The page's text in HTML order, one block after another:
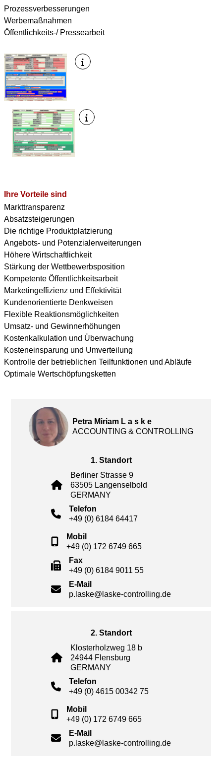
Prozessverbesserungen
Werbemaßnahmen
Öffentlichkeits-/ Pressearbeit
Ihre Vorteile sind
Markttransparenz
Absatzsteigerungen
Die richtige Produktplatzierung
Angebots- und Potenzialerweiterungen
Höhere Wirtschaftlichkeit
Stärkung der Wettbewerbsposition
Kompetente Öffentlichkeitsarbeit
Marketingeffizienz und Effektivität
Kundenorientierte Denkweisen
Flexible Reaktionsmöglichkeiten
Umsatz- und Gewinnerhöhungen
Kostenkalkulation und Überwachung
Kosteneinsparung und Umverteilung
Kontrolle der betrieblichen Teilfunktionen und Abläufe
Optimale Wertschöpfungsketten
Petra Miriam L a s k e
ACCOUNTING & CONTROLLING
1. Standort
Berliner Strasse 9
63505 Langenselbold
GERMANY
Telefon
+49 (0) 6184 64417
Mobil
+49 (0) 172 6749 665
Fax
+49 (0) 6184 9011 55
E-Mail
p.laske@laske-controlling.de
2. Standort
Klosterholzweg 18 b
24944 Flensburg
GERMANY
Telefon
+49 (0) 4615 00342 75
Mobil
+49 (0) 172 6749 665
E-Mail
p.laske@laske-controlling.de